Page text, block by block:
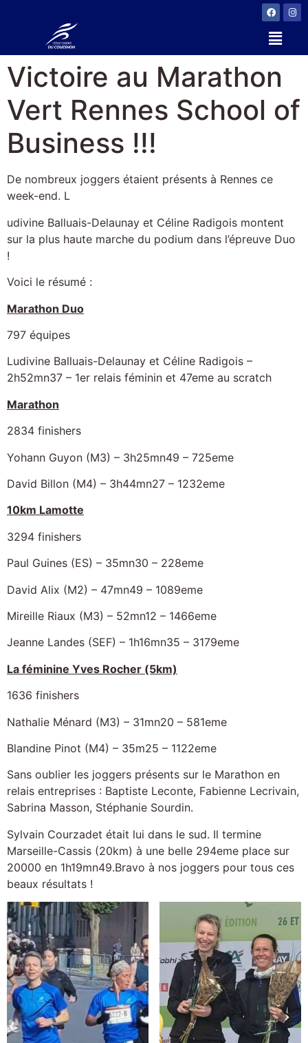
Victoire au Marathon
Vert Rennes School of
Business !!!
De nombreux joggers étaient présents à Rennes ce
week-end. L
udivine Balluais-Delaunay et Céline Radigois montent
sur la plus haute marche du podium dans l’épreuve Duo
!
Voici le résumé :
Marathon Duo
797 équipes
Ludivine Balluais-Delaunay et Céline Radigois –
2h52mn37 – 1er relais féminin et 47eme au scratch
Marathon
2834 finishers
Yohann Guyon (M3) – 3h25mn49 – 725eme
David Billon (M4) – 3h44mn27 – 1232eme
10km Lamotte
3294 finishers
Paul Guines (ES) – 35mn30 – 228eme
David Alix (M2) – 47mn49 – 1089eme
Mireille Riaux (M3) – 52mn12 – 1466eme
Jeanne Landes (SEF) – 1h16mn35 – 3179eme
La féminine Yves Rocher (5km)
1636 finishers
Nathalie Ménard (M3) – 31mn20 – 581eme
Blandine Pinot (M4) – 35m25 – 1122eme
Sans oublier les joggers présents sur le Marathon en
relais entreprises : Baptiste Leconte, Fabienne Lecrivain,
Sabrina Masson, Stéphanie Sourdin.
Sylvain Courzadet était lui dans le sud. Il termine
Marseille-Cassis (20km) à une belle 294eme place sur
20000 en 1h19mn49.Bravo à nos joggers pour tous ces
beaux résultats !